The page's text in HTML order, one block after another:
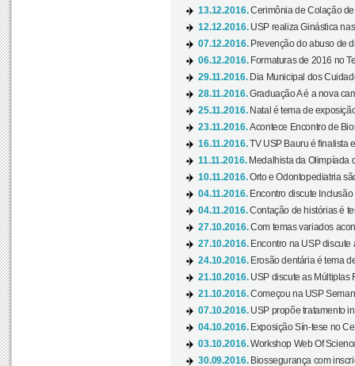
13.12.2016.Cerimônia de Colação
12.12.2016. USP realiza Ginástica
07.12.2016. Prevenção do abuso de
06.12.2016. Formaturas de 2016 no
29.11.2016. Dia Municipal dos
28.11.2016.Graduação A é a nova
25.11.2016. Natal é tema de
23.11.2016.Acontece Encontro de
16.11.2016.TV USP Bauru é finalista
11.11.2016. Medalhista da Olimpíada
10.11.2016.Orto e Odontopediatria
04.11.2016. Encontro discute
04.11.2016.Contação de histórias é
27.10.2016.Com temas variados
27.10.2016. Encontro na USP discute
24.10.2016. Erosão dentária é tema
21.10.2016. USP discute as Múltiplas
21.10.2016.Começou na USP
07.10.2016. USP propõe tratamento
04.10.2016. Exposição Sín-tese no
03.10.2016.Workshop Web Of
30.09.2016. Biossegurança com